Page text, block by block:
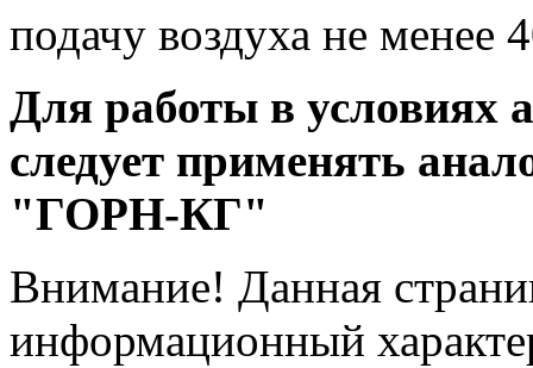
подачу воздуха не менее
Для работы в условиях
следует применять
"ГОРН-КГ"
Внимание! Данная
информационный